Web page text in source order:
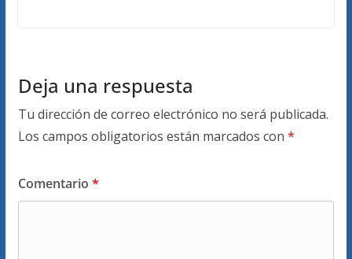
Deja una respuesta
Tu dirección de correo electrónico no será publicada.
Los campos obligatorios están marcados con *
Comentario *